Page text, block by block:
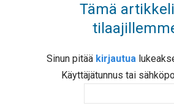
Tämä
Sinun pitää kirjautua
Käyttäjätunnus tai